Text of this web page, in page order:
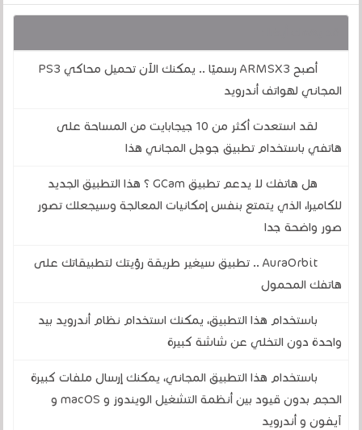
أصبح ARMSX3 رسميًا .. يمكنك الآن تحميل محاكي PS3
المجاني لهواتف أندرويد
لقد استعدت أكثر من 10 جيجابايت من المساحة على
هاتفي باستخدام تطبيق جوجل المجاني هذا
هل هاتفك لا يدعم تطبيق GCam ؟ هذا التطبيق الجديد
للكاميرا، الذي يتمتع بنفس إمكانيات المعالجة وسيجعلك تصور
صور واضحة جدا
AuraOrbit .. تطبيق سيغير طريقة رؤيتك لتطبيقاتك على
هاتفك المحمول
باستخدام هذا التطبيق، يمكنك استخدام نظام أندرويد بيد
واحدة دون التخلي عن شاشة كبيرة
باستخدام هذا التطبيق المجاني، يمكنك إرسال ملفات كبيرة
الحجم بدون قيود بين أنظمة التشغيل الويندوز و macOS و
آيفون و أندرويد